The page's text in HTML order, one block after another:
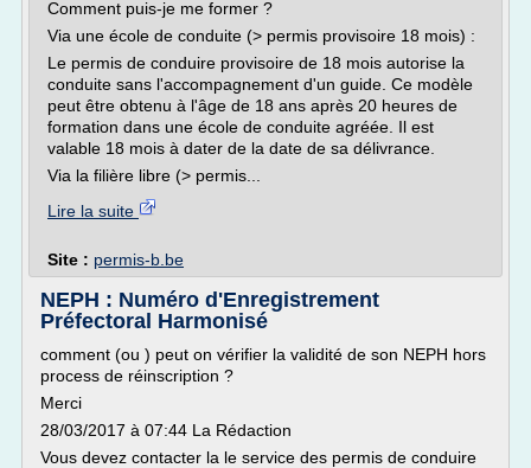
Comment puis-je me former ?
Via une école de conduite (> permis provisoire 18 mois) :
Le permis de conduire provisoire de 18 mois autorise la
conduite sans l'accompagnement d'un guide. Ce modèle
peut être obtenu à l'âge de 18 ans après 20 heures de
formation dans une école de conduite agréée. Il est
valable 18 mois à dater de la date de sa délivrance.
Via la filière libre (> permis...
Lire la suite
Site : permis-b.be
NEPH : Numéro d'Enregistrement
Préfectoral Harmonisé
comment (ou ) peut on vérifier la validité de son NEPH hors
process de réinscription ?
Merci
28/03/2017 à 07:44 La Rédaction
Vous devez contacter la le service des permis de conduire